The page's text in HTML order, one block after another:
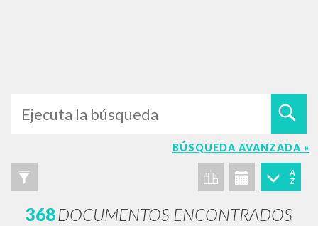
BÚSQUEDA AVANZADA »
A
Z
368DOCUMENTOS ENCONTRADOS